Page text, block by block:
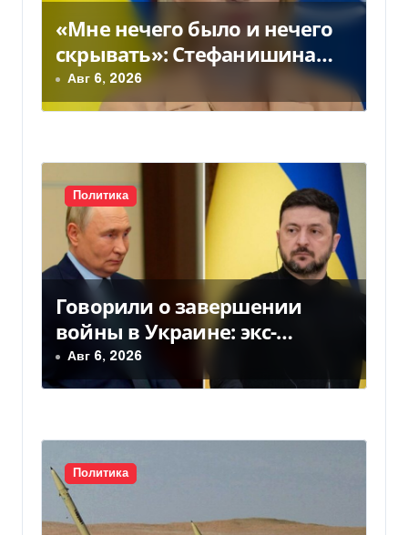
о
з
а
и
с
я
м
«Мне нечего было и нечего
скрывать»: Стефанишина
прокомментировала новое
подозрение
Авг 6, 2026
Политика
Говорили о завершении
войны в Украине: экс-
чиновники ЕС и РФ провели
тайные переговоры, — СМИ
Авг 6, 2026
Политика